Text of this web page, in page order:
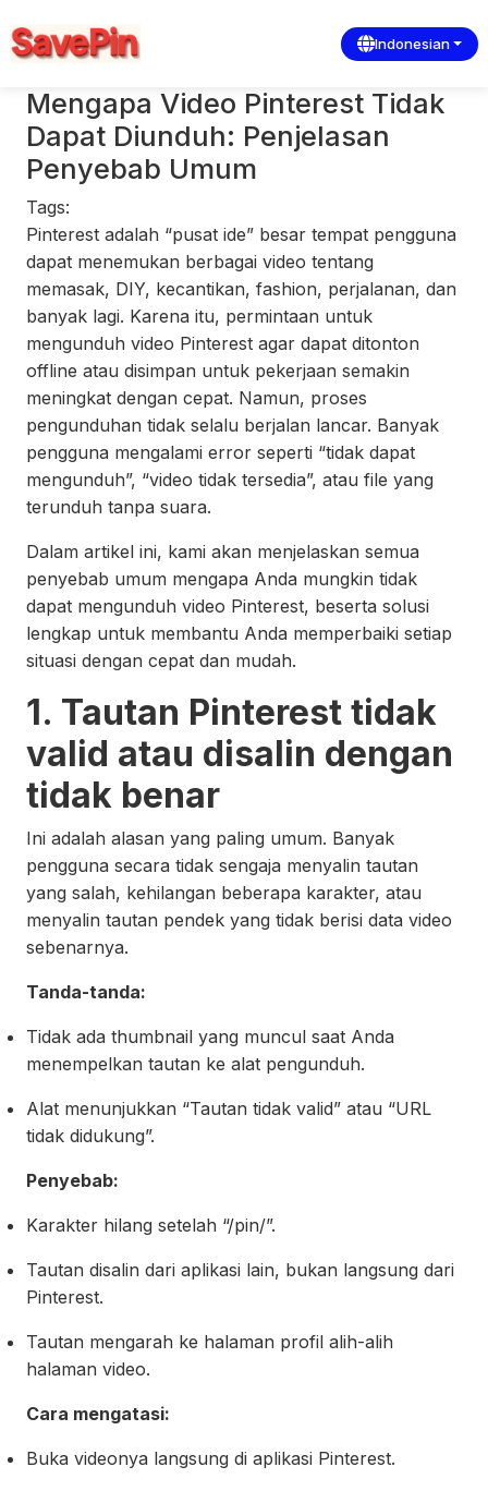
Indonesian
Mengapa Video Pinterest Tidak
Dapat Diunduh: Penjelasan
Penyebab Umum
Tags:
Pinterest adalah “pusat ide” besar tempat pengguna
dapat menemukan berbagai video tentang
memasak, DIY, kecantikan, fashion, perjalanan, dan
banyak lagi. Karena itu, permintaan untuk
mengunduh video Pinterest agar dapat ditonton
offline atau disimpan untuk pekerjaan semakin
meningkat dengan cepat. Namun, proses
pengunduhan tidak selalu berjalan lancar. Banyak
pengguna mengalami error seperti “tidak dapat
mengunduh”, “video tidak tersedia”, atau file yang
terunduh tanpa suara.
Dalam artikel ini, kami akan menjelaskan semua
penyebab umum mengapa Anda mungkin tidak
dapat mengunduh video Pinterest, beserta solusi
lengkap untuk membantu Anda memperbaiki setiap
situasi dengan cepat dan mudah.
1. Tautan Pinterest tidak
valid atau disalin dengan
tidak benar
Ini adalah alasan yang paling umum. Banyak
pengguna secara tidak sengaja menyalin tautan
yang salah, kehilangan beberapa karakter, atau
menyalin tautan pendek yang tidak berisi data video
sebenarnya.
Tanda-tanda:
Tidak ada thumbnail yang muncul saat Anda
menempelkan tautan ke alat pengunduh.
Alat menunjukkan “Tautan tidak valid” atau “URL
tidak didukung”.
Penyebab:
Karakter hilang setelah “/pin/”.
Tautan disalin dari aplikasi lain, bukan langsung dari
Pinterest.
Tautan mengarah ke halaman profil alih-alih
halaman video.
Cara mengatasi:
Buka videonya langsung di aplikasi Pinterest.